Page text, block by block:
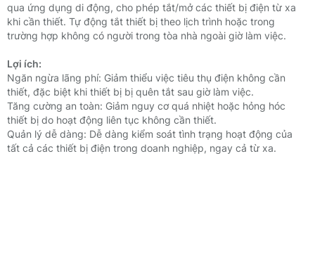
qua ứng dụng di động, cho phép tắt/mở các thiết bị điện từ xa
khi cần thiết. Tự động tắt thiết bị theo lịch trình hoặc trong
trường hợp không có người trong tòa nhà ngoài giờ làm việc.
Lợi ích:
Ngăn ngừa lãng phí: Giảm thiểu việc tiêu thụ điện không cần
thiết, đặc biệt khi thiết bị bị quên tắt sau giờ làm việc.
Tăng cường an toàn: Giảm nguy cơ quá nhiệt hoặc hỏng hóc
thiết bị do hoạt động liên tục không cần thiết.
Quản lý dễ dàng: Dễ dàng kiểm soát tình trạng hoạt động của
tất cả các thiết bị điện trong doanh nghiệp, ngay cả từ xa.